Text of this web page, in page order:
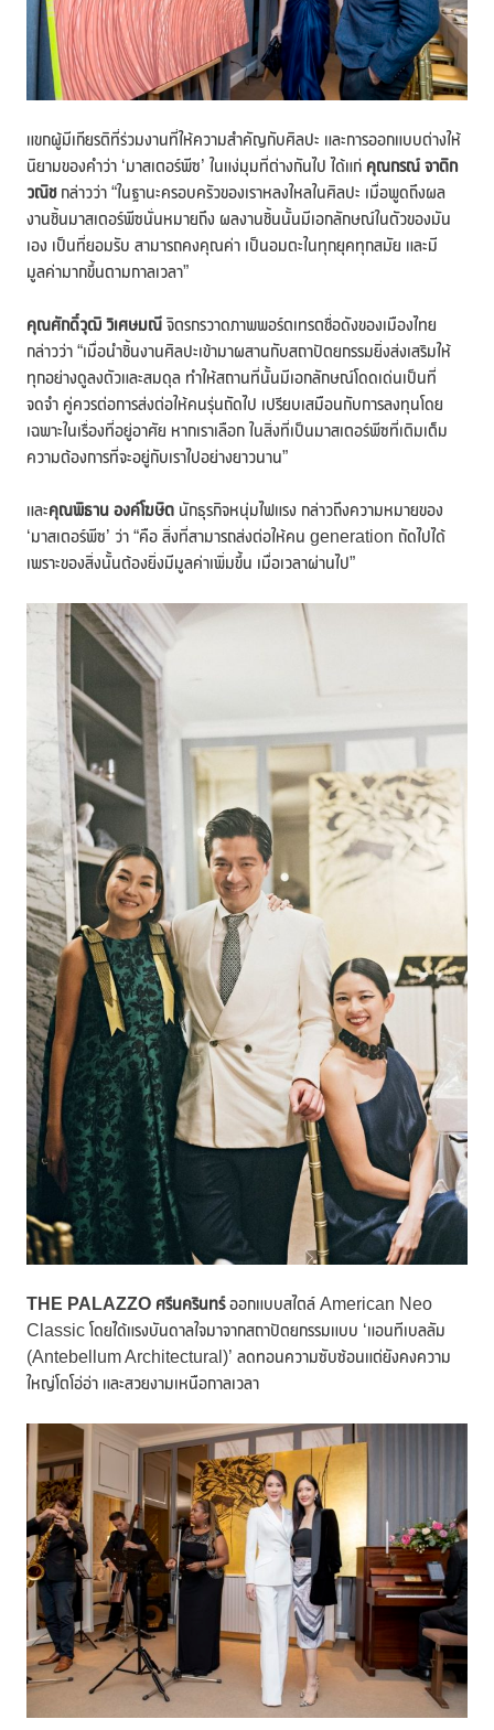
แขกผู้มีเกียรติที่ร่วมงานที่ให้ความสำคัญกับศิลปะ และการออกแบบต่างให้
นิยามของคำว่า ‘มาสเตอร์พีซ’ ในแง่มุมที่ต่างกันไป ได้แก่ คุณกรณ์ จาติก
วณิช กล่าวว่า “ในฐานะครอบครัวของเราหลงใหลในศิลปะ เมื่อพูดถึงผล
งานชิ้นมาสเตอร์พีซนั่นหมายถึง ผลงานชิ้นนั้นมีเอกลักษณ์ในตัวของมัน
เอง เป็นที่ยอมรับ สามารถคงคุณค่า เป็นอมตะในทุกยุคทุกสมัย และมี
มูลค่ามากขึ้นตามกาลเวลา”
คุณศักดิ์วุฒิ วิเศษมณี จิตรกรวาดภาพพอร์ตเทรตชื่อดังของเมืองไทย
กล่าวว่า “เมื่อนำชิ้นงานศิลปะเข้ามาผสานกับสถาปัตยกรรมยิ่งส่งเสริมให้
ทุกอย่างดูลงตัวและสมดุล ทำให้สถานที่นั้นมีเอกลักษณ์โดดเด่นเป็นที่
จดจำ คู่ควรต่อการส่งต่อให้คนรุ่นถัดไป เปรียบเสมือนกับการลงทุนโดย
เฉพาะในเรื่องที่อยู่อาศัย หากเราเลือก ในสิ่งที่เป็นมาสเตอร์พีซที่เติมเต็ม
ความต้องการที่จะอยู่กับเราไปอย่างยาวนาน”
และคุณพิธาน องค์โฆษิต นักธุรกิจหนุ่มไฟแรง กล่าวถึงความหมายของ
‘มาสเตอร์พีซ’ ว่า “คือ สิ่งที่สามารถส่งต่อให้คน generation ถัดไปได้
เพราะของสิ่งนั้นต้องยิ่งมีมูลค่าเพิ่มขึ้น เมื่อเวลาผ่านไป”
THE PALAZZO ศรีนครินทร์ออกแบบสไตล์ American Neo
Classic โดยได้แรงบันดาลใจมาจากสถาปัตยกรรมแบบ ‘แอนทีเบลลัม
(Antebellum Architectural)’ ลดทอนความซับซ้อนแต่ยังคงความ
ใหญ่โตโอ่อ่า และสวยงามเหนือกาลเวลา